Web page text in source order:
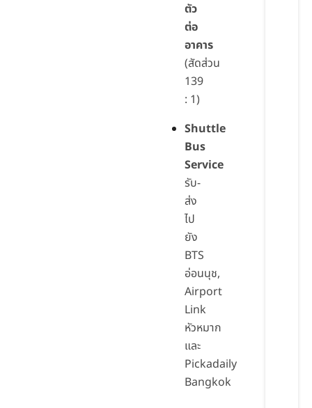
ตัว
ต่อ
อาคาร
(สัดส่วน
139
: 1)
Shuttle
Bus
Service
รับ-
ส่ง
ไป
ยัง
BTS
อ่อนนุช,
Airport
Link
หัวหมาก
และ
Pickadaily
Bangkok